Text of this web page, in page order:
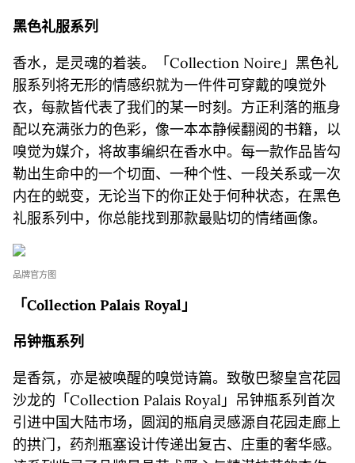
黑色礼服系列
香水，是灵魂的着装。「Collection Noire」黑色礼
服系列将无形的情感织就为一件件可穿戴的嗅觉外
衣，每款皆代表了我们的某一时刻。方正利落的瓶身
配以充满张力的色彩，像一本本静候翻阅的书籍，以
嗅觉为媒介，将故事编织在香水中。每一款作品皆勾
勒出生命中的一个切面、一种个性、一段关系或一次
内在的蜕变，无论当下的你正处于何种状态，在黑色
礼服系列中，你总能找到那款最贴切的情绪画像。
品牌官方图
「Collection Palais Royal」
吊钟瓶系列
是香氛，亦是被唤醒的嗅觉诗篇。致敬巴黎皇宫花园
沙龙的「Collection Palais Royal」吊钟瓶系列首次
引进中国大陆市场，圆润的瓶肩灵感源自花园走廊上
的拱门，药剂瓶塞设计传递出复古、庄重的奢华感。